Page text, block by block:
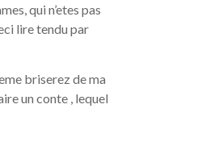
qui n’etes pas
lire tendu par
briserez de ma
un conte , lequel